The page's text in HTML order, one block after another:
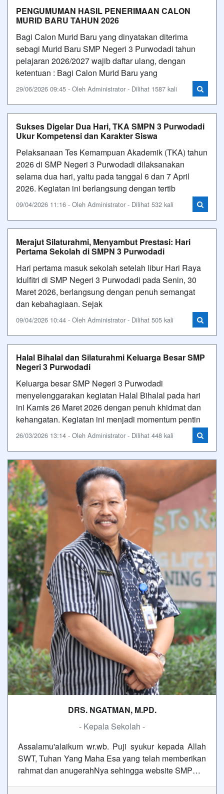
PENGUMUMAN HASIL PENERIMAAN CALON
MURID BARU TAHUN 2026
Bagi Calon Murid Baru yang dinyatakan diterima
sebagi Murid Baru SMP Negeri 3 Purwodadi tahun
pelajaran 2026/2027 wajib daftar ulang, dengan
ketentuan : Bagi Calon Murid Baru yang
29/06/2026 09:45 - Oleh Administrator - Dilihat 1587 kali
Sukses Digelar Dua Hari, TKA SMPN 3 Purwodadi
Ukur Kompetensi dan Karakter Siswa
Pelaksanaan Tes Kemampuan Akademik (TKA) tahun
2026 di SMP Negeri 3 Purwodadi dilaksanakan
selama dua hari, yaitu pada tanggal 6 dan 7 April
2026. Kegiatan ini berlangsung dengan tertib
09/04/2026 11:16 - Oleh Administrator - Dilihat 532 kali
Merajut Silaturahmi, Menyambut Prestasi: Hari
Pertama Sekolah di SMPN 3 Purwodadi
Hari pertama masuk sekolah setelah libur Hari Raya
Idulfitri di SMP Negeri 3 Purwodadi pada Senin, 30
Maret 2026, berlangsung dengan penuh semangat
dan kebahagiaan. Sejak
09/04/2026 10:44 - Oleh Administrator - Dilihat 505 kali
Halal Bihalal dan Silaturahmi Keluarga Besar SMP
Negeri 3 Purwodadi
Keluarga besar SMP Negeri 3 Purwodadi
menyelenggarakan kegiatan Halal Bihalal pada hari
ini Kamis 26 Maret 2026 dengan penuh khidmat dan
kehangatan. Kegiatan ini menjadi momentum pentin
26/03/2026 13:14 - Oleh Administrator - Dilihat 448 kali
DRS. NGATMAN, M.PD.
- Kepala Sekolah -
Assalamu'alaikum wr.wb. Puji syukur kepada Allah
SWT, Tuhan Yang Maha Esa yang telah memberikan
rahmat dan anugerahNya sehingga website SMP…